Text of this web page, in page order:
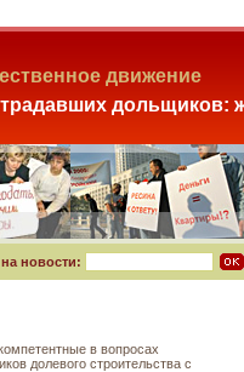
движение
дольщиков:
новости:
в вопросах
долевого строительства с